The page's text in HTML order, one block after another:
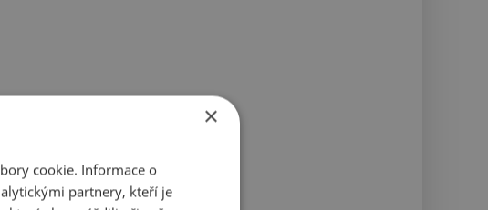
×
cookie. Informace o
partnery, kteří je